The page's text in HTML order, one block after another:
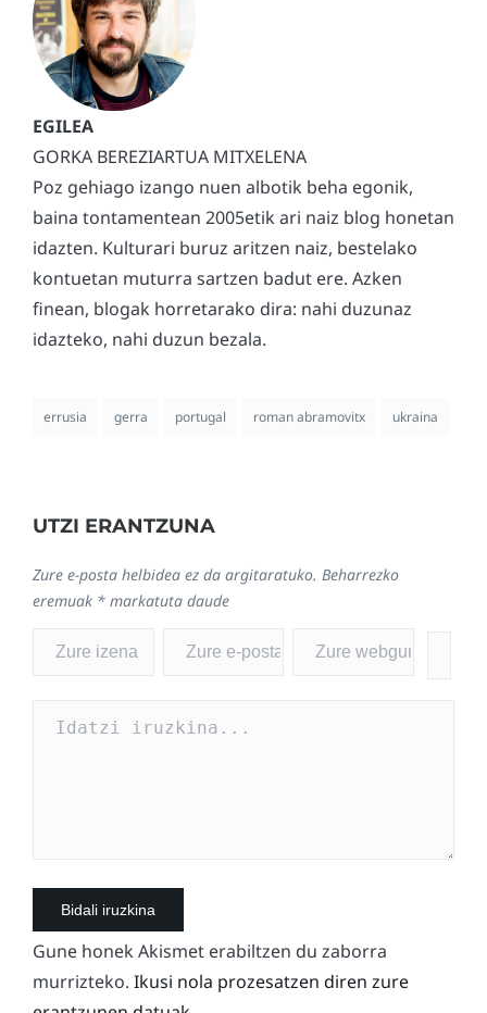
GORKA BEREZIARTUA MITXELENA
Poz gehiago izango nuen albotik beha egonik,
baina tontamentean 2005etik ari naiz blog honetan
idazten. Kulturari buruz aritzen naiz, bestelako
kontuetan muturra sartzen badut ere. Azken
finean, blogak horretarako dira: nahi duzunaz
idazteko, nahi duzun bezala.
errusia gerra portugal roman abramovitx ukraina
UTZI ERANTZUNA
Zure e-posta helbidea ez da argitaratuko. Beharrezko
eremuak * markatuta daude
Gune honek Akismet erabiltzen du zaborra
murrizteko. Ikusi nola prozesatzen diren zure